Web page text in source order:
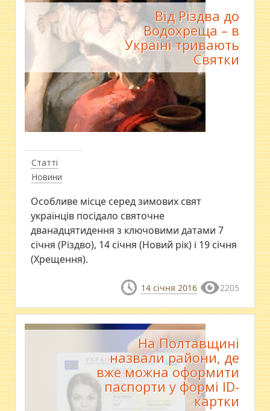
Статті
Новини
Від Різдва до
Водохреща – в
Україні тривають
Святки
Особливе місце серед зимових свят
українців посідало святочне
дванадцятидення з ключовими датами 7
січня (Різдво), 14 січня (Новий рік) і 19 січня
(Хрещення).
14 січня 2016 2205
На Полтавщині
назвали райони, де
вже можна оформити
паспорти у формі ID-
картки